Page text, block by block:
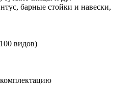
барные стойки и навески,
видов)
комплектацию